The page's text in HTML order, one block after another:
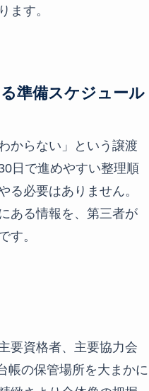
ます。
準備スケジュール
からない」という譲渡
日で進めやすい整理順
る必要はありません。
ある情報を、第三者が
す。
要資格者、主要協力会
帳の保管場所を大まかに